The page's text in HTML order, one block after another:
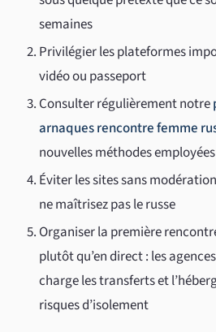
semaines
Privilégier les plateformes
vidéo ou passeport
Consulter régulièrement notre
arnaques rencontre femme
nouvelles méthodes
Éviter les sites sans
ne maîtrisez pas le russe
Organiser la première
plutôt qu’en direct : les
charge les transferts et
risques d’isolement